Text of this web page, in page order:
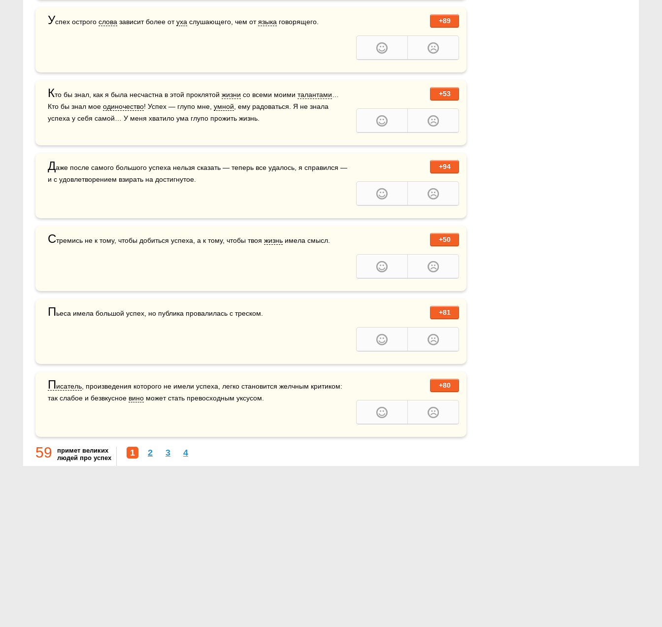
+89
Успех острого слова зависит более от уха слушающего, чем от языка говорящего.
+53
Кто бы знал, как я была несчастна в этой проклятой жизни со всеми моими талантами
Кто бы знал мое одиночество! Успех — глупо мне, умной , ему радоваться. Я не знала
успеха у себя самой… У меня хватило ума глупо прожить жизнь.
+94
Даже после самого большого успеха нельзя сказать — теперь все удалось, я справился —
и с удовлетворением взирать на достигнутое.
+50
Стремись не к тому, чтобы добиться успеха, а к тому, чтобы твоя жизнь имела смысл.
+81
Пьеса имела большой успех, но публика провалилась с треском.
+80
Писатель , произведения которого не имели успеха, легко становится желчным критиком:
так слабое и безвкусное вино может стать превосходным уксусом.
59
примет великих
людей про успех
1 2 3 4